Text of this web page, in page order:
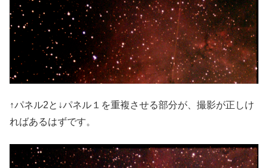
↑パネル2と↓パネル１を重複させる部分が、撮影が正しけ
ればあるはずです。